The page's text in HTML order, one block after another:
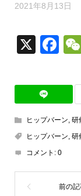
2021年8月13日
X
ヒップバーン, 研
ヒップバーン, 研
コメント: 0